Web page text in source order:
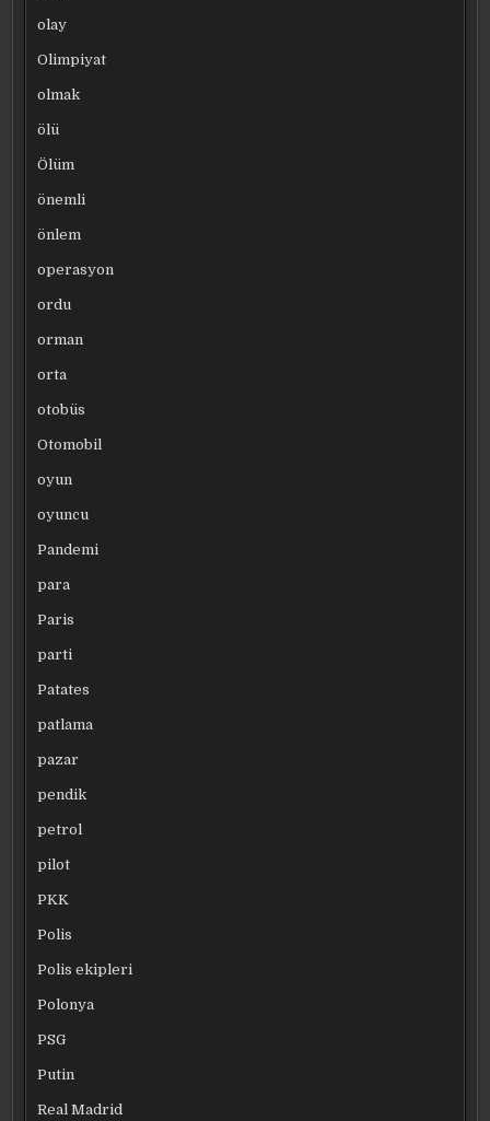
olay
Olimpiyat
olmak
ölü
Ölüm
önemli
önlem
operasyon
ordu
orman
orta
otobüs
Otomobil
oyun
oyuncu
Pandemi
para
Paris
parti
Patates
patlama
pazar
pendik
petrol
pilot
PKK
Polis
Polis ekipleri
Polonya
PSG
Putin
Real Madrid